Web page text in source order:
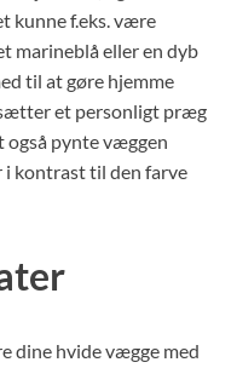
kunne f.eks. være
marineblå eller en dyb
til at gøre hjemme
et personligt præg
også pynte væggen
i kontrast til den farve
dine hvide vægge med